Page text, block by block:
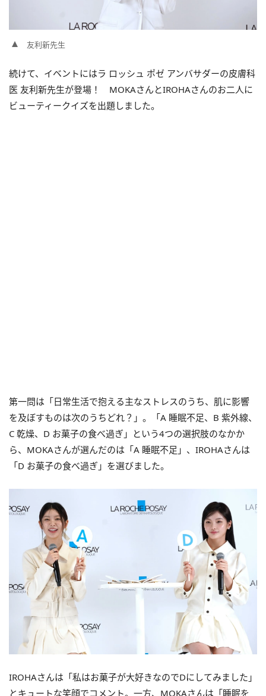
友利新先生
続けて、イベントにはラ ロッシュ ポゼ アンバサダーの皮膚科
医 友利新先生が登場！ MOKAさんとIROHAさんのお二人に
ビューティークイズを出題しました。
第一問は「日常生活で抱える主なストレスのうち、肌に影響
を及ぼすものは次のうちどれ？」。「A 睡眠不足、B 紫外線、
C 乾燥、D お菓子の食べ過ぎ」という4つの選択肢のなかか
ら、MOKAさんが選んだのは「A 睡眠不足」、IROHAさんは
「D お菓子の食べ過ぎ」を選びました。
IROHAさんは「私はお菓子が大好きなのでDにしてみました」
とキュートな笑顔でコメント。一方、MOKAさんは「睡眠を